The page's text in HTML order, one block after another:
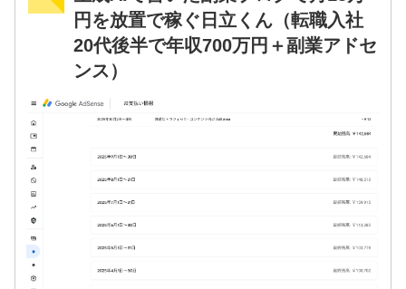
円を放置で稼ぐ日立くん（転職入社
20代後半で年収700万円＋副業アドセ
ンス）